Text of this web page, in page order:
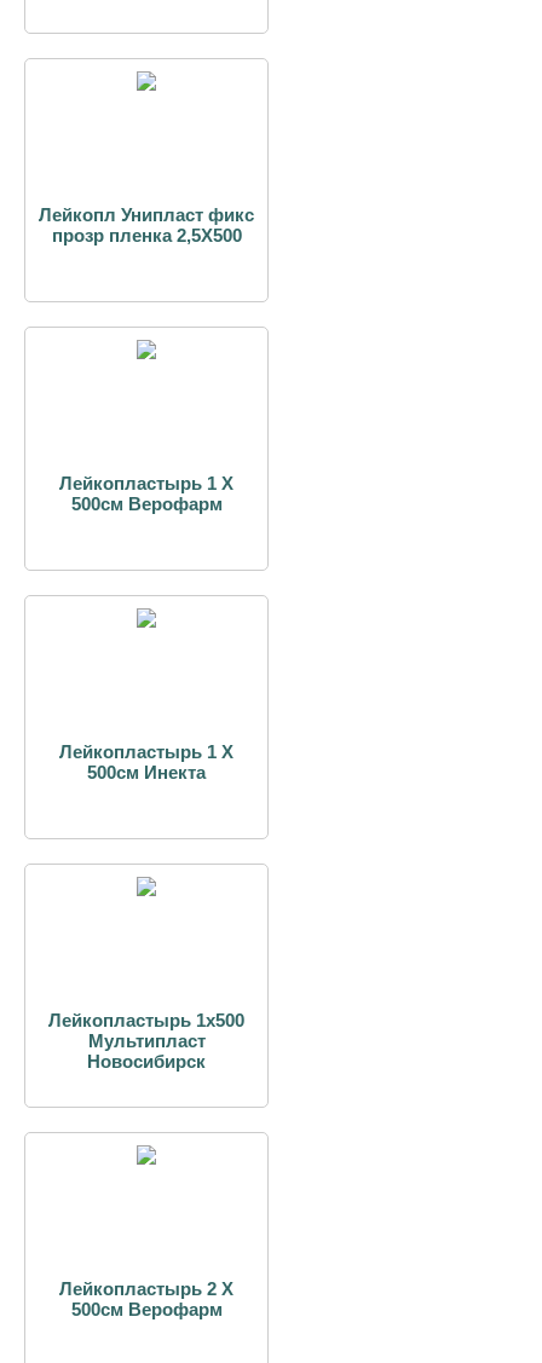
Лейкопл Унипласт фикс
прозр пленка 2,5Х500
Лейкопластырь 1 Х
500см Верофарм
Лейкопластырь 1 Х
500см Инекта
Лейкопластырь 1х500
Мультипласт
Новосибирск
Лейкопластырь 2 Х
500см Верофарм